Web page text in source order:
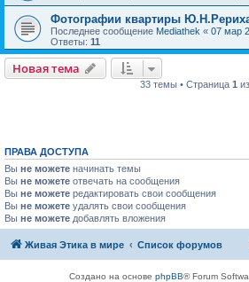
Фотографии квартиры
Последнее сообщение Mediathek « 07 мар
Ответы: 11
Новая тема
33 темы • Страница 1 из
ПРАВА ДОСТУПА
Вы не можете начинать темы
Вы не можете отвечать на сообщения
Вы не можете редактировать свои сообщения
Вы не можете удалять свои сообщения
Вы не можете добавлять вложения
Живая Этика в мире Список форумов
Создано на основе phpBB® Forum